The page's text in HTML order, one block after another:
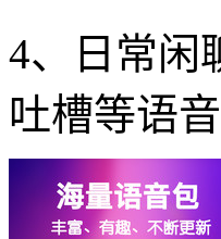
4、日常闲
吐槽等语